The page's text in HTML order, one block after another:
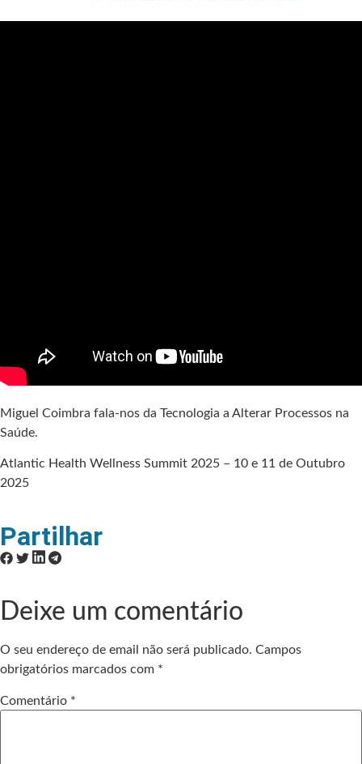
Miguel Coimbra fala-nos da Tecnologia a Alterar Processos na
Saúde.
Atlantic Health Wellness Summit 2025 – 10 e 11 de Outubro
2025
Partilhar
Deixe um comentário
O seu endereço de email não será publicado. Campos
obrigatórios marcados com *
Comentário *